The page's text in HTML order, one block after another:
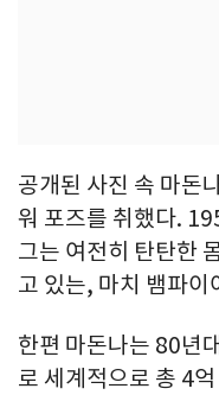
공개된 사진 속 마돈
워 포즈를 취했다.
그는 여전히 탄탄한
고 있는, 마치 뱀파이
한편 마돈나는 80년
로 세계적으로 총 4